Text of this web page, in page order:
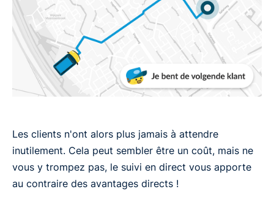
Les clients n'ont alors plus jamais à attendre
inutilement. Cela peut sembler être un coût, mais ne
vous y trompez pas, le suivi en direct vous apporte
au contraire des avantages directs !